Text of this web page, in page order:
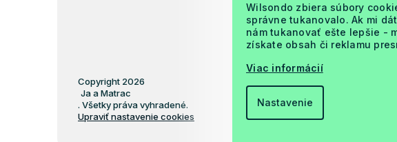
Wilsondo zbiera súbory
správne tukanovalo. Ak mi
nám tukanovať ešte lepšie -
získate obsah či reklamu
Viac informácií
Nastavenie
Copyright 2026
Ja a Matrac
. Všetky práva vyhradené.
Upraviť nastavenie cookies